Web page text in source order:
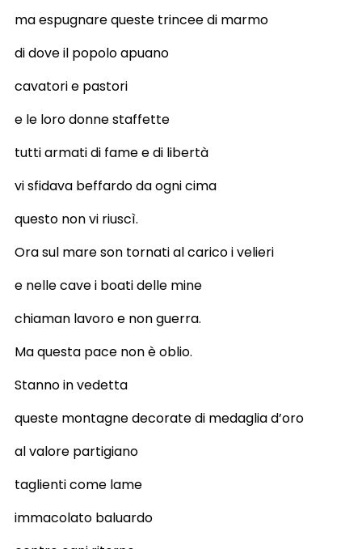
ma espugnare queste trincee di marmo
di dove il popolo apuano
cavatori e pastori
e le loro donne staffette
tutti armati di fame e di libertà
vi sfidava beffardo da ogni cima
questo non vi riuscì.
Ora sul mare son tornati al carico i velieri
e nelle cave i boati delle mine
chiaman lavoro e non guerra.
Ma questa pace non è oblio.
Stanno in vedetta
queste montagne decorate di medaglia d’oro
al valore partigiano
taglienti come lame
immacolato baluardo